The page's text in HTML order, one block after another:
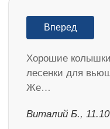
Вперед
Хорошие
лесенки для
Же…
Виталий Б.,